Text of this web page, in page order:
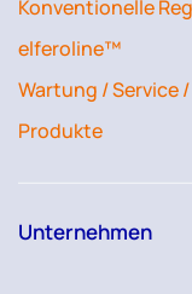
Konventionelle
elferoline™
Wartung / Service
Produkte
Unternehmen